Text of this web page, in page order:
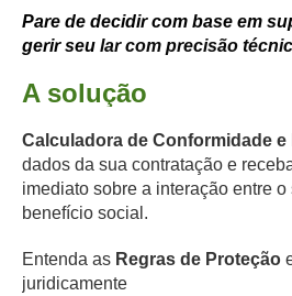
Pare de decidir com base em
gerir seu lar com precisão
A solução
Calculadora de Conformidade e
dados da sua contratação e
imediato sobre a interação entre
benefício social.
Entenda as Regras de Proteção
juridicamente